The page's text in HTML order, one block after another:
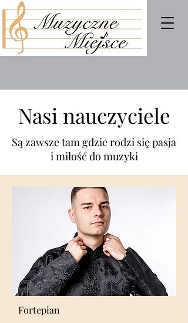
Nasi nauczyciele
Są zawsze tam gdzie rodzi się pasja
i miłość do muzyki
Fortepian